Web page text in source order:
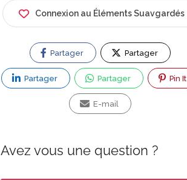
Connexion au Éléments Suavgardés
Partager Partager
Partager Partager Pin It
E-mail
Avez vous une question ?